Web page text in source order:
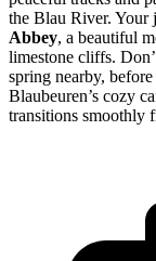
the Blau River. Your
Abbey, a beautiful
limestone cliffs.
spring nearby,
Blaubeuren’s cozy
transitions smoothly